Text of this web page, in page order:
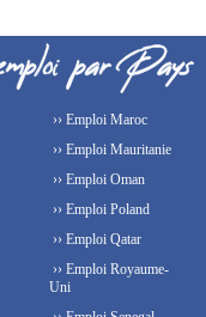
›› Emploi Maroc
›› Emploi Mauritanie
›› Emploi Oman
›› Emploi Poland
›› Emploi Qatar
›› Emploi Royaume-
Uni